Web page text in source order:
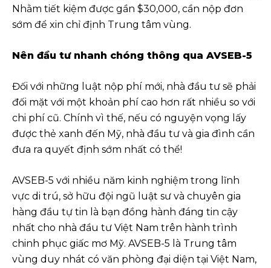
Nhằm tiết kiệm được gần $30,000, cần nộp đơn
sớm để xin chỉ định Trung tâm vùng.
Nên đầu tư nhanh chóng thông qua AVSEB-5
Đối với những luật nộp phí mới, nhà đầu tư sẽ phải
đối mặt với một khoản phí cao hơn rất nhiều so với
chi phí cũ. Chính vì thế, nếu có nguyện vọng lấy
được thẻ xanh đến Mỹ, nhà đầu tư và gia đình cần
đưa ra quyết định sớm nhất có thể!
AVSEB-5 với nhiều năm kinh nghiệm trong lĩnh
vực di trú, sở hữu đội ngũ luật sư và chuyên gia
hàng đầu tự tin là bạn đồng hành đáng tin cậy
nhất cho nhà đầu tư Việt Nam trên hành trình
chinh phục giấc mơ Mỹ. AVSEB-5 là Trung tâm
vùng duy nhát có văn phòng đại diện tại Việt Nam,